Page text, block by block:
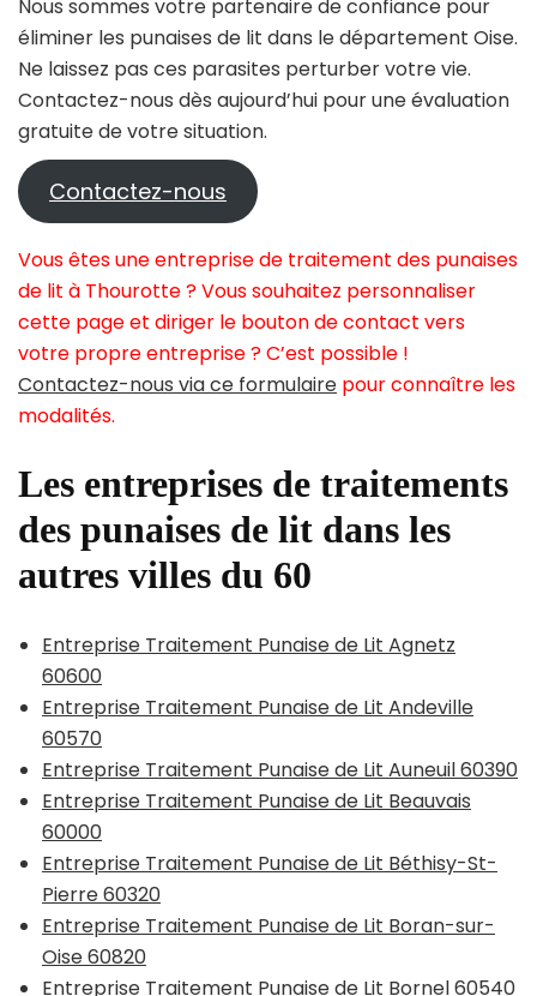
Nous sommes votre partenaire de confiance pour
éliminer les punaises de lit dans le département Oise.
Ne laissez pas ces parasites perturber votre vie.
Contactez-nous dès aujourd’hui pour une évaluation
gratuite de votre situation.
Contactez-nous
Vous êtes une entreprise de traitement des punaises
de lit à Thourotte ? Vous souhaitez personnaliser
cette page et diriger le bouton de contact vers
votre propre entreprise ? C’est possible !
Contactez-nous via ce formulaire pour connaître les
modalités.
Les entreprises de traitements
des punaises de lit dans les
autres villes du 60
Entreprise Traitement Punaise de Lit Agnetz
60600
Entreprise Traitement Punaise de Lit Andeville
60570
Entreprise Traitement Punaise de Lit Auneuil 60390
Entreprise Traitement Punaise de Lit Beauvais
60000
Entreprise Traitement Punaise de Lit Béthisy-St-
Pierre 60320
Entreprise Traitement Punaise de Lit Boran-sur-
Oise 60820
Entreprise Traitement Punaise de Lit Bornel 60540